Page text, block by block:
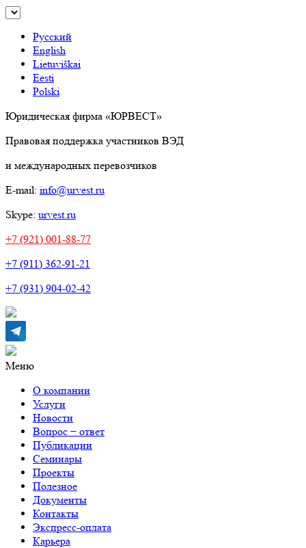
Русский
English
Lietuviškai
Eesti
Polski
Юридическая фирма «ЮРВЕСТ»
Правовая поддержка участников ВЭД
и международных перевозчиков
E-mail: info@urvest.ru
Skype: urvest.ru
+7 (921) 001-88-77
+7 (911) 362-91-21
+7 (931) 904-02-42
Меню
О компании
Услуги
Новости
Вопрос − ответ
Публикации
Семинары
Проекты
Полезное
Документы
Контакты
Экспресс-оплата
Карьера